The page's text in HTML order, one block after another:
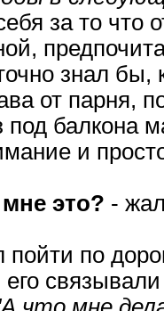
за то что
знал
от парня,
балкона
и
это? -
по
его